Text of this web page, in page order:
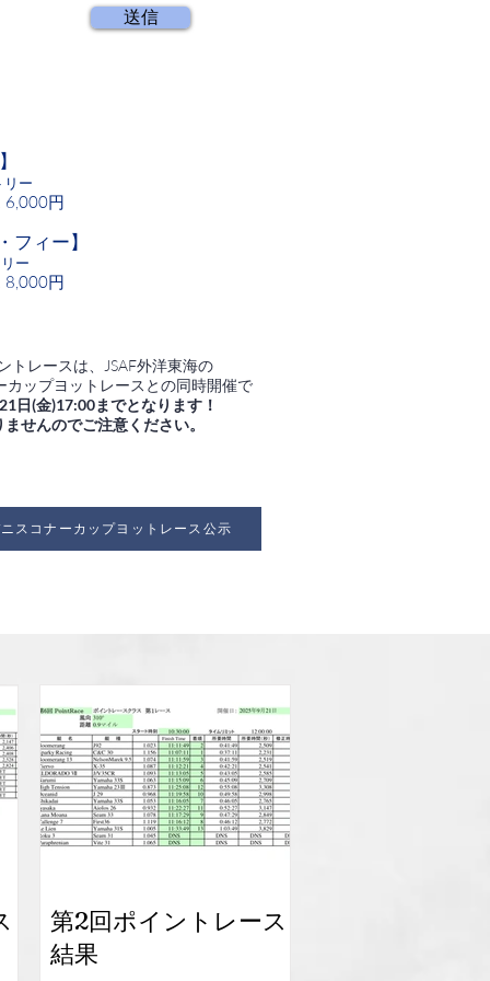
送信
ー
円
フィー】
ー
円
レースは、JSAF外洋東海の
ップヨットレースとの同時開催で
日(金)17:00までとなります！
せんのでご注意ください。
スコナーカップヨットレース公示
第2回ポイントレース
結果